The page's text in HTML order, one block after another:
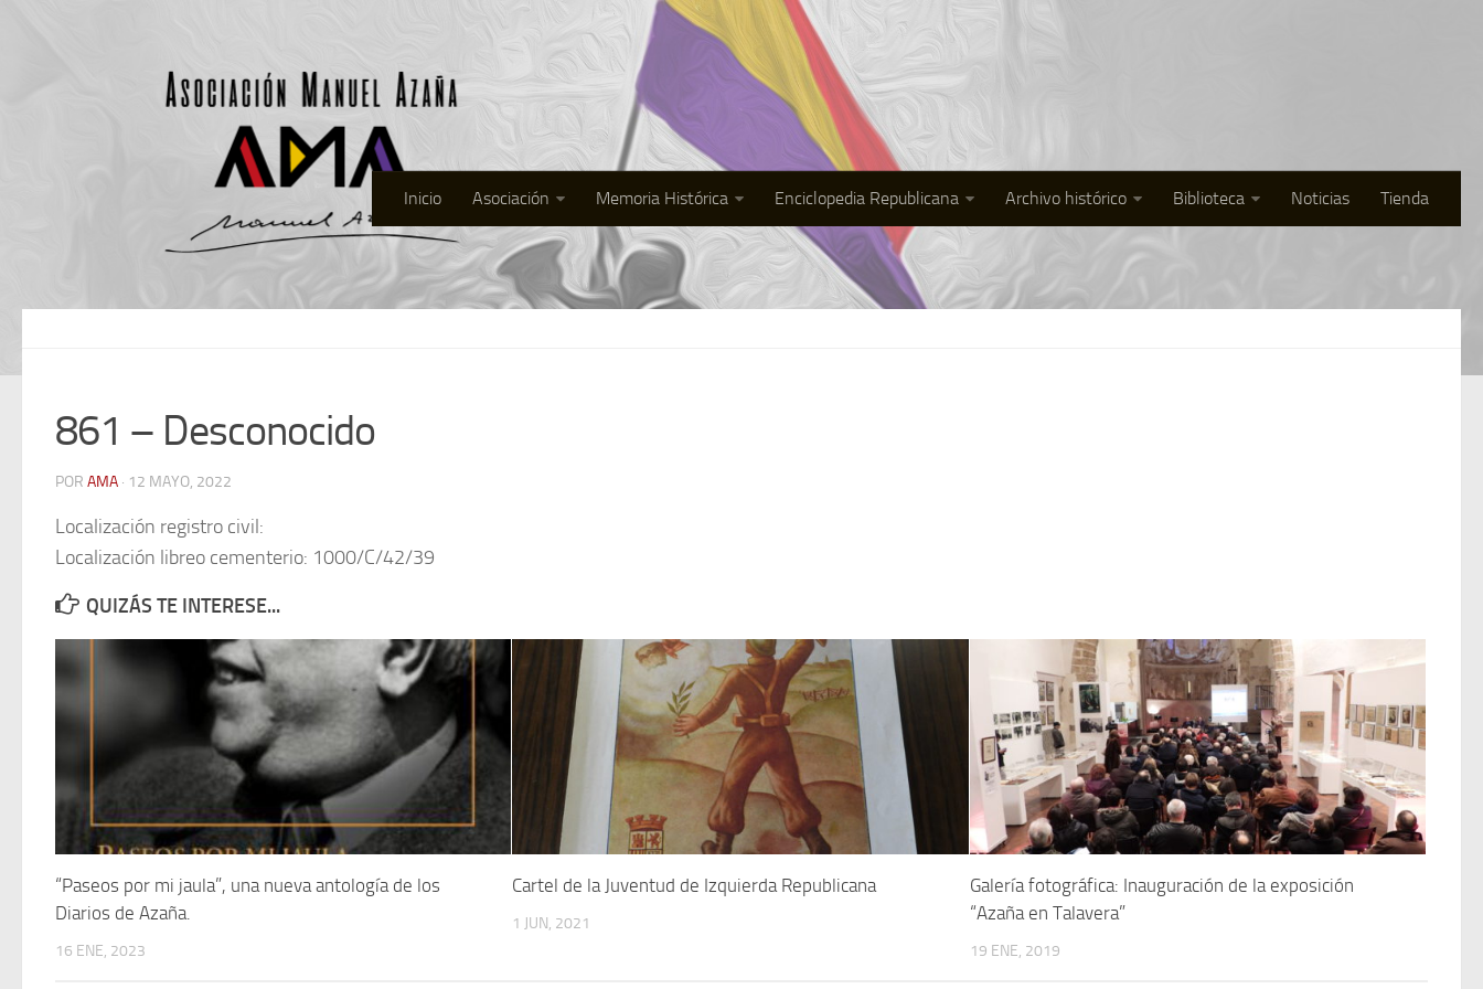
Inicio Asociación Memoria Histórica Enciclopedia Republicana Archivo histórico Biblioteca Noticias Tienda
861 – Desconocido
POR AMA · 12 MAYO, 2022
Localización registro civil:
Localización libreo cementerio: 1000/C/42/39
QUIZÁS TE INTERESE...
“Paseos por mi jaula”, una nueva antología de los
Diarios de Azaña.
16 ENE, 2023
Cartel de la Juventud de Izquierda Republicana
1 JUN, 2021
Galería fotográfica: Inauguración de la exposición
“Azaña en Talavera”
19 ENE, 2019